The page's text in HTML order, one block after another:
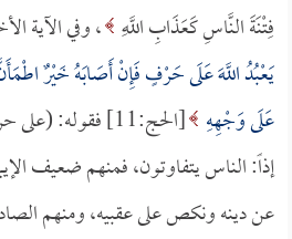
فِتْنَةَ النَّاسِ كَعَذَابِ اللَّهِ ، وفي الآية
يَعْبُدُ اللَّهَ عَلَى حَرْفٍ فَإِنْ أَصَابَهُ خَيْرٌ
عَلَى وَجْهِهِ [الحج:11] فقوله: (على حرف) أي: على طرف.
إذاً: الناس يتفاوتون، فمنهم ضعيف
عن دينه ونكص على عقبيه، ومنهم